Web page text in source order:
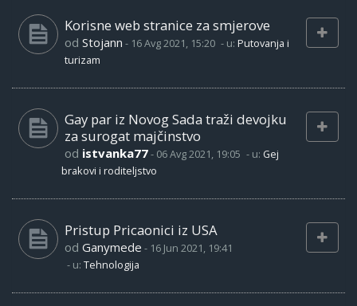
Korisne web stranice za smjerove
od Stojann - 16 Avg 2021, 15:20 - u: Putovanja i
turizam
Gay par iz Novog Sada traži devojku
za surogat majčinstvo
od istvanka77- 06 Avg 2021, 19:05 - u: Gej
brakovi i roditeljstvo
Pristup Pricaonici iz USA
od Ganymede - 16 Jun 2021, 19:41
- u: Tehnologija